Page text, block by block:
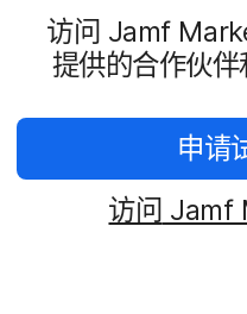
访问 Jamf
提供​的​合作​伙伴​
申请​
访问 Jamf